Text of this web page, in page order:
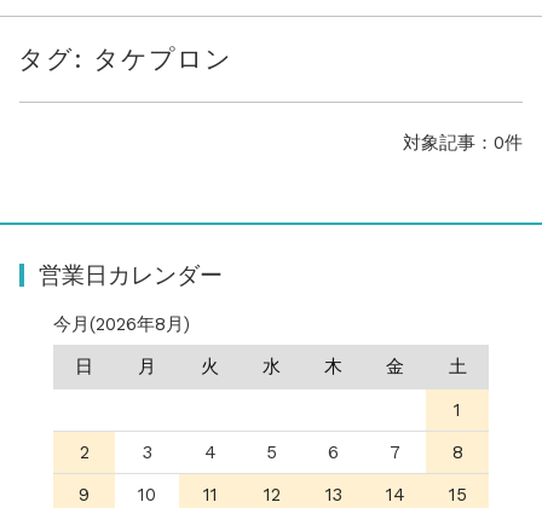
お知らせ
2025.11.19
年末年始の営業について【2025-202...
【中東情勢の影響】貨物配送遅れの可能性...
送料改定について...
お知らせ
2025.11.19
年末年始の営業について【2025-202...
問い合わせ停止期間のご案内...
タグ: タケプロン
対象記事：0件
営業日カレンダー
今月(2026年8月)
日
月 火 水 木 金
土
1
2
3 4 5 6 7
8
9
10 11 12 13 14
15